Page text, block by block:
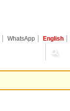
WhatsApp English